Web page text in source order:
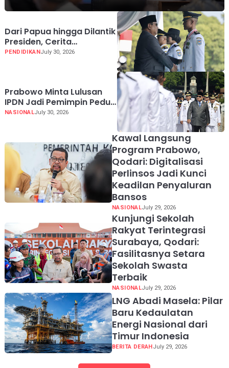
Dari Papua hingga Dilantik
Presiden, Cerita
Perjuangan Jhosua Jadi
PENDIDIKANJuly 30, 2026
Prabowo Minta Lulusan
IPDN Jadi Pemimpin Peduli
Rakyat dan Tak Korup
NASIONALJuly 30, 2026
Kawal Langsung
Program Prabowo,
Qodari: Digitalisasi
Perlinsos Jadi Kunci
Keadilan Penyaluran
Bansos
NASIONALJuly 29, 2026
Kunjungi Sekolah
Rakyat Terintegrasi
Surabaya, Qodari:
Fasilitasnya Setara
Sekolah Swasta
Terbaik
NASIONALJuly 29, 2026
LNG Abadi Masela: Pilar
Baru Kedaulatan
Energi Nasional dari
Timur Indonesia
BERITA DERAHJuly 29, 2026